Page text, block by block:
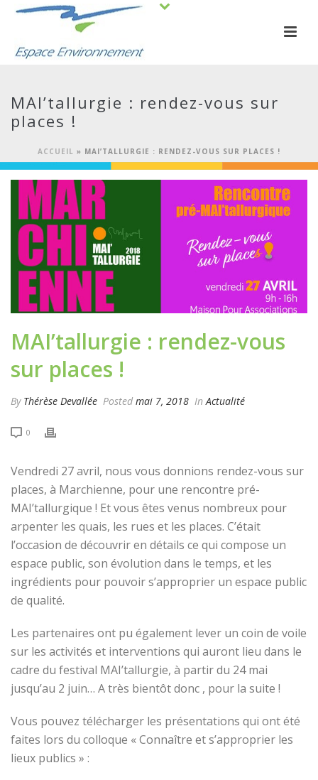
MAI’tallurgie : rendez-vous sur
places !
ACCUEIL » MAI’TALLURGIE : RENDEZ-VOUS SUR PLACES !
MAI’tallurgie : rendez-vous
sur places !
By Thérèse Devallée Posted mai 7, 2018 InActualité
0
Vendredi 27 avril, nous vous donnions rendez-vous sur
places, à Marchienne, pour une rencontre pré-
MAI’tallurgique ! Et vous êtes venus nombreux pour
arpenter les quais, les rues et les places. C’était
l’occasion de découvrir en détails ce qui compose un
espace public, son évolution dans le temps, et les
ingrédients pour pouvoir s’approprier un espace public
de qualité.
Les partenaires ont pu également lever un coin de voile
sur les activités et interventions qui auront lieu dans le
cadre du festival MAI’tallurgie, à partir du 24 mai
jusqu’au 2 juin… A très bientôt donc , pour la suite !
Vous pouvez télécharger les présentations qui ont été
faites lors du colloque « Connaître et s’approprier les
lieux publics » :